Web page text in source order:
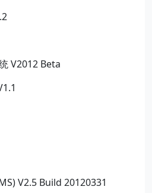
V2012 Beta
V2.5 Build 20120331